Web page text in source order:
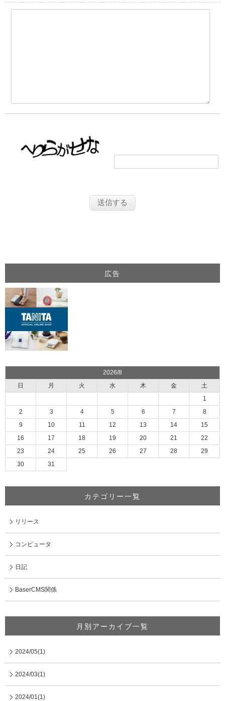
広告
2026/8
日
月 火 水 木 金
土
1
2
3 4 5 6 7
8
9
10 11 12 13 14
15
16
17 18 19 20 21
22
23
24 25 26 27 28
29
30
31
カテゴリー一覧
リリース
コンピュータ
日記
BaserCMS関係
月別アーカイブ一覧
2024/05(1)
2024/03(1)
2024/01(1)